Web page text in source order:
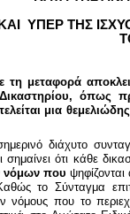
ΚΑΙ ΥΠΕΡ ΤΗΣ
τη μεταφορά
όπως
μια
διάχυτο
σημαίνει ότι κάθε
νόμων που
το Σύνταγμα
νόμους που το